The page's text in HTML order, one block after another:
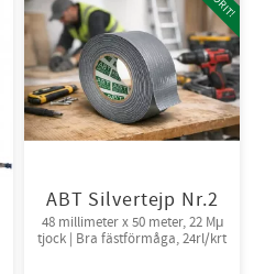
ABT Silvertejp Nr.2
48 millimeter x 50 meter, 22 Mμ
tjock | Bra fästförmåga, 24rl/krt